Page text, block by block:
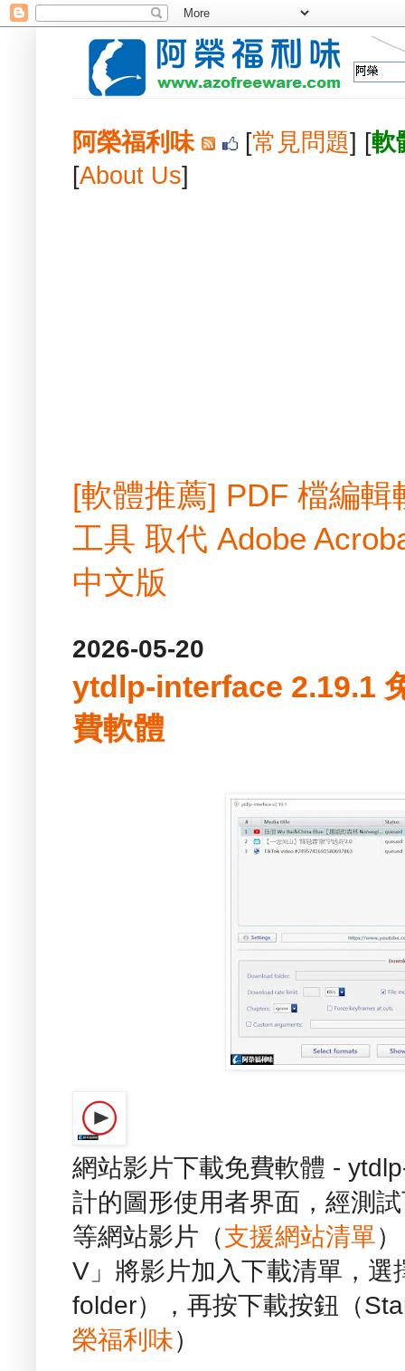
阿榮福利味 [常見問題] [軟
[About Us]
[軟體推薦] PDF 檔編
工具 取代 Adobe
中文版
2026-05-20
ytdlp-interface 2.19.1
費軟體
網站影片下載免費軟體 -
計的圖形使用者界面，經測
等網站影片（支援網站清單
V」將影片加入下載清單，
folder），再按下載按鈕（
榮福利味）